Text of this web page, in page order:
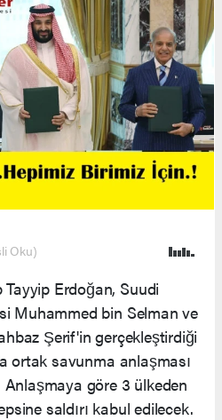
Oku)
Erdoğan, Suudi
Muhammed bin Selman ve
Şerif'in gerçekleştirdiği
ortak savunma anlaşması
Anlaşmaya göre 3 ülkeden
saldırı kabul edilecek.